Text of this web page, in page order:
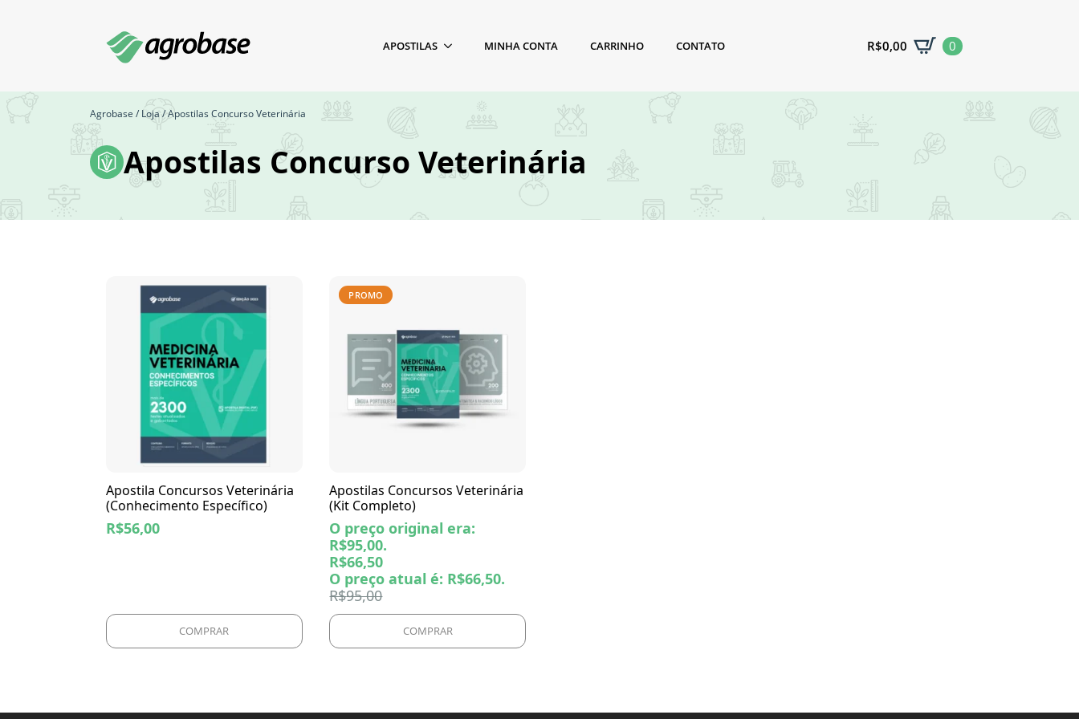
APOSTILAS MINHA CONTA CARRINHO CONTATO R$0,00 0
Agrobase / Loja/ Apostilas Concurso Veterinária
Apostilas Concurso Veterinária
Apostila Concursos Veterinária
(Conhecimento Específico)
R$56,00
COMPRAR
PROMO
Apostilas Concursos Veterinária
(Kit Completo)
R$95,00
O preço original era:
R$95,00.
R$66,50
O preço atual é: R$66,50.
COMPRAR